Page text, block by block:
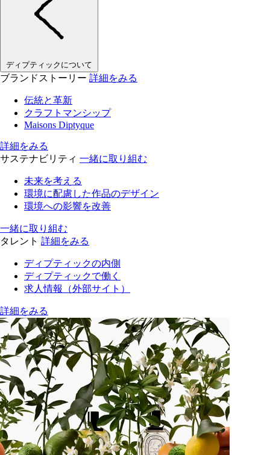
ディプティックについて
ブランドストーリー 詳細をみる
伝統と革新
クラフトマンシップ
Maisons Diptyque
詳細をみる
サステナビリティ 一緒に取り組む
未来を考える
環境に配慮した作品のデザイン
環境への影響を改善
一緒に取り組む
タレント 詳細をみる
ディプティックの内側
ディプティックで働く
求人情報（外部サイト）
詳細をみる